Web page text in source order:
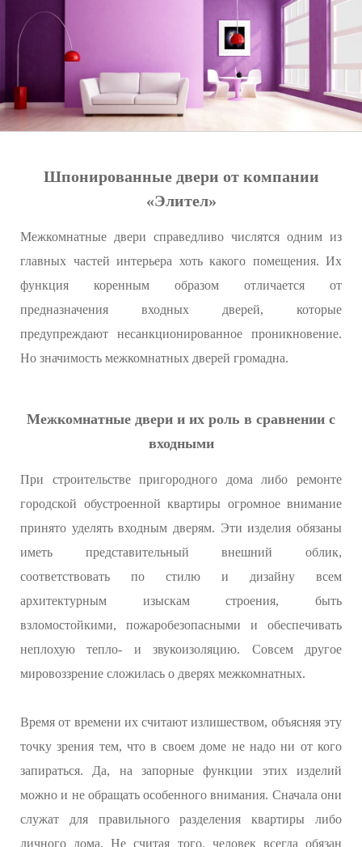
Шпонированные двери от компании
«Элител»
Межкомнатные двери справедливо числятся одним из
главных частей интерьера хоть какого помещения. Их
функция коренным образом отличается от
предназначения входных дверей, которые
предупреждают несанкционированное проникновение.
Но значимость межкомнатных дверей громадна.
Межкомнатные двери и их роль в сравнении с
входными
При строительстве пригородного дома либо ремонте
городской обустроенной квартиры огромное внимание
принято уделять входным дверям. Эти изделия обязаны
иметь представительный внешний облик,
соответствовать по стилю и дизайну всем
архитектурным изыскам строения, быть
взломостойкими, пожаробезопасными и обеспечивать
неплохую тепло- и звукоизоляцию. Совсем другое
мировоззрение сложилась о дверях межкомнатных.
Время от времени их считают излишеством, объясняя эту
точку зрения тем, что в своем доме не надо ни от кого
запираться. Да, на запорные функции этих изделий
можно и не обращать особенного внимания. Сначала они
служат для правильного разделения квартиры либо
личного дома. Не считая того, человек всегда обязан